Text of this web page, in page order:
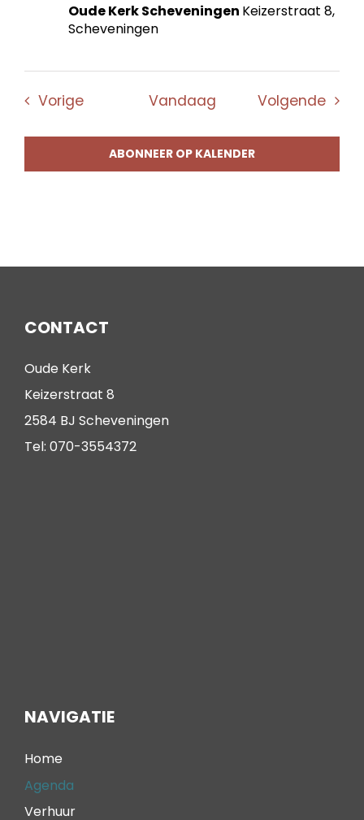
Oude Kerk Scheveningen Keizerstraat 8,
Scheveningen
VorigeEvenementenVandaag Volgende
ABONNEER OP KALENDER
CONTACT
Oude Kerk
Keizerstraat 8
2584 BJ Scheveningen
Tel: 070-3554372
NAVIGATIE
Home
Agenda
Verhuur